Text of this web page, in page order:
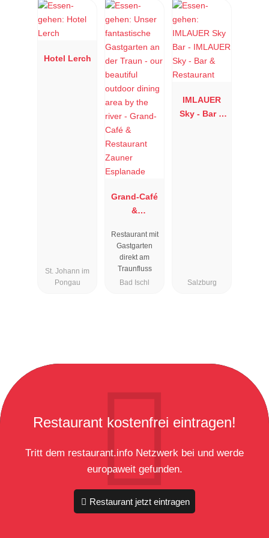
Hotel Lerch
St. Johann im
Pongau
Grand-Café
&
Zauner
Esplanade
Restaurant mit
Gastgarten
direkt am
Traunfluss
Bad Ischl
IMLAUER
Sky - Bar &
Salzburg
Restaurant kostenfrei eintragen!
Tritt dem restaurant.info Netzwerk bei und werde
europaweit gefunden.
Restaurant jetzt eintragen